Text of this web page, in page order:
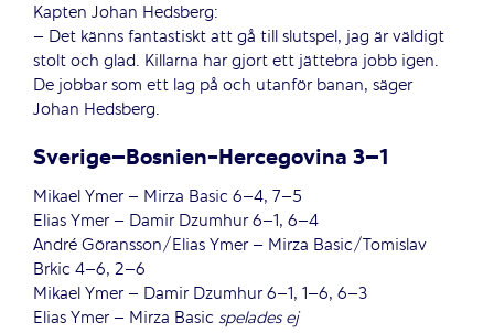
Kapten Johan Hedsberg:
– Det känns fantastiskt att gå till slutspel, jag är väldigt
stolt och glad. Killarna har gjort ett jättebra jobb igen.
De jobbar som ett lag på och utanför banan, säger
Johan Hedsberg.
Sverige–Bosnien-Hercegovina 3–1
Mikael Ymer – Mirza Basic 6–4, 7–5
Elias Ymer – Damir Dzumhur 6–1, 6–4
André Göransson/Elias Ymer – Mirza Basic/Tomislav
Brkic 4–6, 2–6
Mikael Ymer – Damir Dzumhur 6–1, 1–6, 6–3
Elias Ymer – Mirza Basic spelades ej